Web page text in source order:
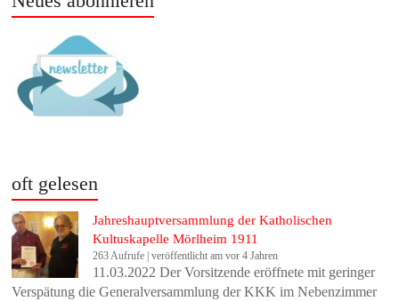
oft gelesen
Jahreshauptversammlung der Katholischen
Kultuskapelle Mörlheim 1911
263 Aufrufe |veröffentlicht am vor 4 Jahren
11.03.2022 Der Vorsitzende eröffnete mit geringer
Verspätung die Generalversammlung der KKK im Nebenzimmer